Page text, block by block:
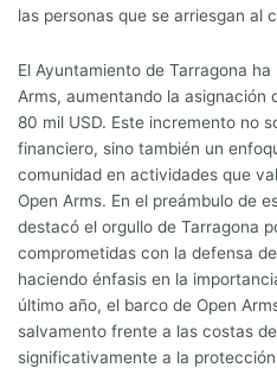
las personas que se arriesgan al
El Ayuntamiento de Tarragona
Arms, aumentando la asignación
80 mil USD. Este incremento no
financiero, sino también un
comunidad en actividades que
Open Arms. En el preámbulo de
destacó el orgullo de Tarragona
comprometidas con la defensa
haciendo énfasis en la
último año, el barco de Open
salvamento frente a las costas
significativamente a la